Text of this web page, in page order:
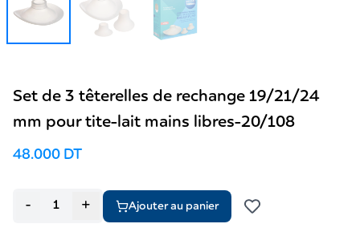
Set de 3 têterelles de rechange 19/21/24
mm pour tite-lait mains libres-20/108
48.000 DT
- + Ajouter au panier